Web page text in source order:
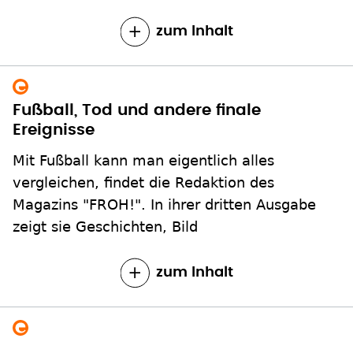
zum Inhalt
Fußball, Tod und andere finale
Ereignisse
Mit Fußball kann man eigentlich alles
vergleichen, findet die Redaktion des
Magazins "FROH!". In ihrer dritten Ausgabe
zeigt sie Geschichten, Bild
zum Inhalt